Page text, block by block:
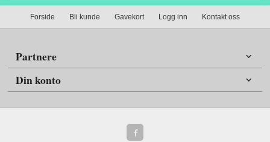
Forside Bli kunde Gavekort Logg inn Kontakt oss
Partnere
Din konto